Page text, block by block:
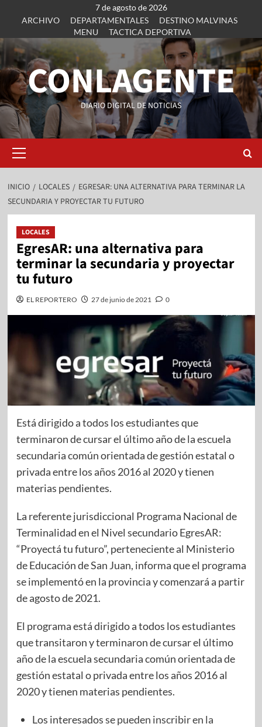
7 de agosto de 2026
ARCHIVO
DEPARTAMENTALES
DESTINO MALVINAS
MENU
TACTICA DEPORTIVA
CONLAGENTE
DIARIO DIGITAL DE NOTICIAS
INICIO LOCALES
EGRESAR: UNA ALTERNATIVA PARA TERMINAR LA
SECUNDARIA Y PROYECTAR TU FUTURO
LOCALES
EgresAR: una alternativa para
terminar la secundaria y proyectar
tu futuro
EL REPORTERO 27 de junio de 2021 0
Está dirigido a todos los estudiantes que
terminaron de cursar el último año de la escuela
secundaria común orientada de gestión estatal o
privada entre los años 2016 al 2020 y tienen
materias pendientes.
La referente jurisdiccional Programa Nacional de
Terminalidad en el Nivel secundario EgresAR:
“Proyectá tu futuro”, perteneciente al Ministerio
de Educación de San Juan, informa que el programa
se implementó en la provincia y comenzará a partir
de agosto de 2021.
El programa está dirigido a todos los estudiantes
que transitaron y terminaron de cursar el último
año de la escuela secundaria común orientada de
gestión estatal o privada entre los años 2016 al
2020 y tienen materias pendientes.
Los interesadosse pueden inscribir en la